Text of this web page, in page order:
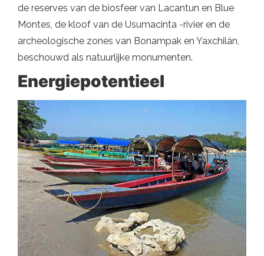
de reserves van de biosfeer van Lacantun en Blue
Montes, de kloof van de Usumacinta -rivier en de
archeologische zones van Bonampak en Yaxchilán,
beschouwd als natuurlijke monumenten.
Energiepotentieel